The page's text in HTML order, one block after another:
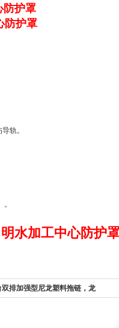
防护罩
防护罩
轨。
水加工中心防护
排加强型尼龙塑料拖链，龙